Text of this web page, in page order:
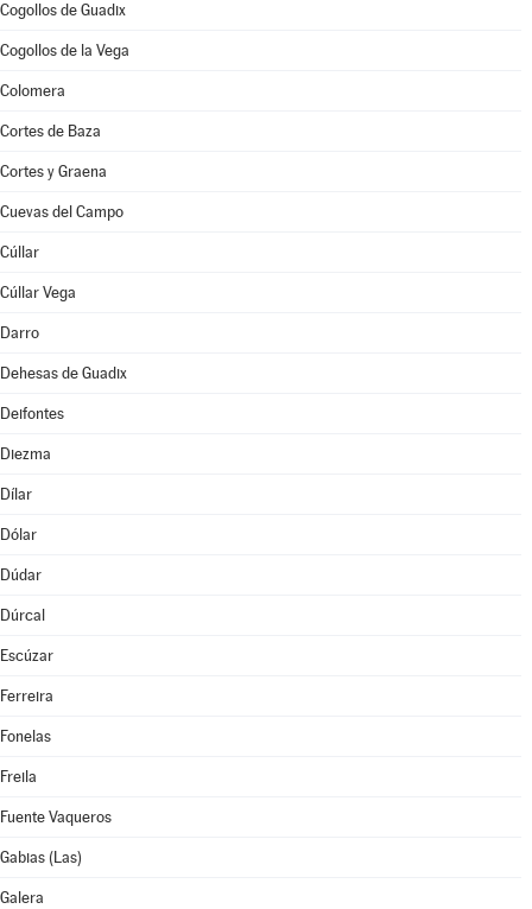
Cogollos de Guadix
Cogollos de la Vega
Colomera
Cortes de Baza
Cortes y Graena
Cuevas del Campo
Cúllar
Cúllar Vega
Darro
Dehesas de Guadix
Deifontes
Diezma
Dílar
Dólar
Dúdar
Dúrcal
Escúzar
Ferreira
Fonelas
Freila
Fuente Vaqueros
Gabias (Las)
Galera